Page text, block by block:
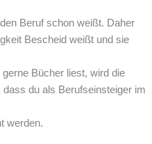
Beruf schon weißt. Daher
Bescheid weißt und sie
Bücher liest, wird die
du als Berufseinsteiger im
werden.